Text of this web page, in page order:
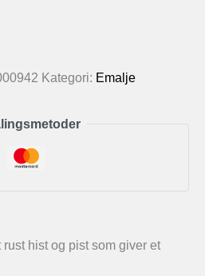
Kategori: Emalje
hist og pist som giver et